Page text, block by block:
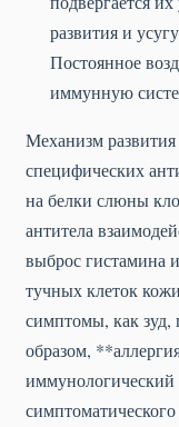
развития и
Постоянное
иммунную
Механизм развития
специфических
на белки слюны
антитела
выброс гистамина
тучных клеток
симптомы, как зуд,
образом,
иммунологический